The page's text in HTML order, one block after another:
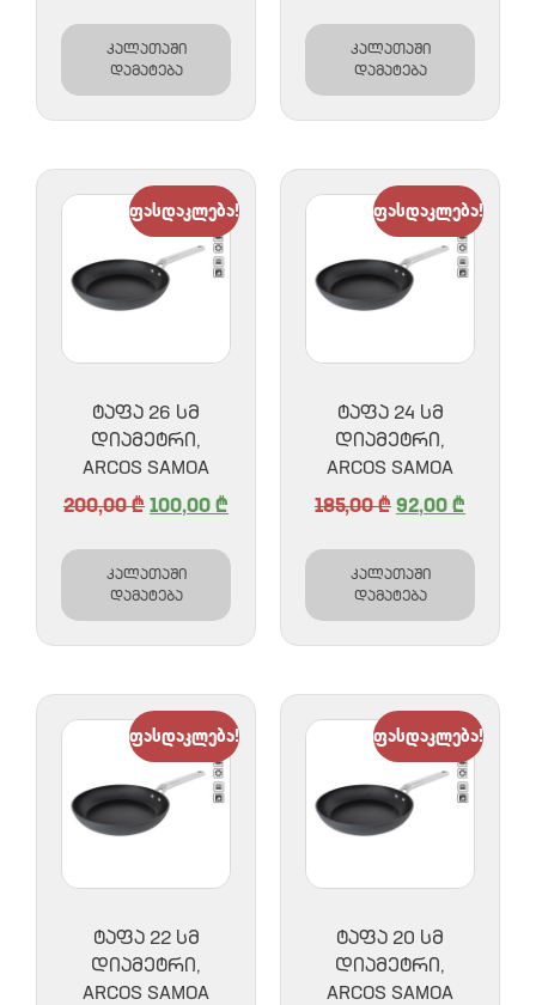
კალათაში
დამატება
კალათაში
დამატება
ფასდაკლება!
ᲢᲐᲤᲐ 26 ᲡᲛ
ᲓᲘᲐᲛᲔᲢᲠᲘ,
ARCOS SAMOA
200,00₾ 100,00 ₾
კალათაში
დამატება
ფასდაკლება!
ᲢᲐᲤᲐ 24 ᲡᲛ
ᲓᲘᲐᲛᲔᲢᲠᲘ,
ARCOS SAMOA
185,00₾ 92,00 ₾
კალათაში
დამატება
ფასდაკლება!
ᲢᲐᲤᲐ 22 ᲡᲛ
ᲓᲘᲐᲛᲔᲢᲠᲘ,
ARCOS SAMOA
ფასდაკლება!
ᲢᲐᲤᲐ 20 ᲡᲛ
ᲓᲘᲐᲛᲔᲢᲠᲘ,
ARCOS SAMOA